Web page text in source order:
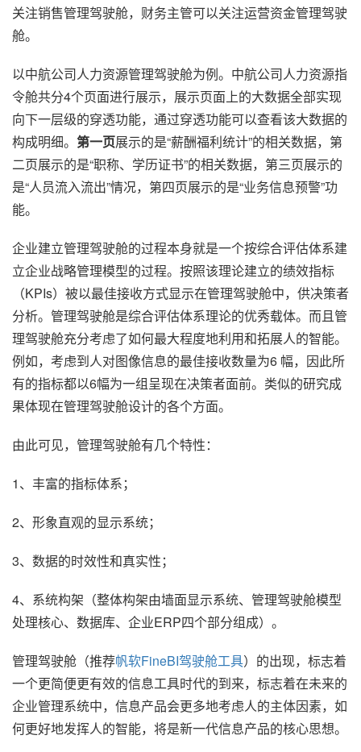
关注销售管理驾驶舱，财务主管可以关注运营资金管理驾驶
舱。
以中航公司人力资源管理驾驶舱为例。中航公司人力资源指
令舱共分4个页面进行展示，展示页面上的大数据全部实现
向下一层级的穿透功能，通过穿透功能可以查看该大数据的
构成明细。 第一页展示的是“薪酬福利统计”的相关数据，第
二页展示的是“职称、学历证书”的相关数据，第三页展示的
是“人员流入流出”情况，第四页展示的是“业务信息预警”功
能。
企业建立管理驾驶舱的过程本身就是一个按综合评估体系建
立企业战略管理模型的过程。按照该理论建立的绩效指标
（KPIs）被以最佳接收方式显示在管理驾驶舱中，供决策者
分析。管理驾驶舱是综合评估体系理论的优秀载体。而且管
理驾驶舱充分考虑了如何最大程度地利用和拓展人的智能。
例如，考虑到人对图像信息的最佳接收数量为6 幅，因此所
有的指标都以6幅为一组呈现在决策者面前。类似的研究成
果体现在管理驾驶舱设计的各个方面。
由此可见，管理驾驶舱有几个特性：
1、丰富的指标体系；
2、形象直观的显示系统；
3、数据的时效性和真实性；
4、系统构架（整体构架由墙面显示系统、管理驾驶舱模型
处理核心、数据库、企业ERP四个部分组成）。
管理驾驶舱（推荐帆软FineBI驾驶舱工具）的出现，标志着
一个更简便更有效的信息工具时代的到来，标志着在未来的
企业管理系统中，信息产品会更多地考虑人的主体因素，如
何更好地发挥人的智能，将是新一代信息产品的核心思想。